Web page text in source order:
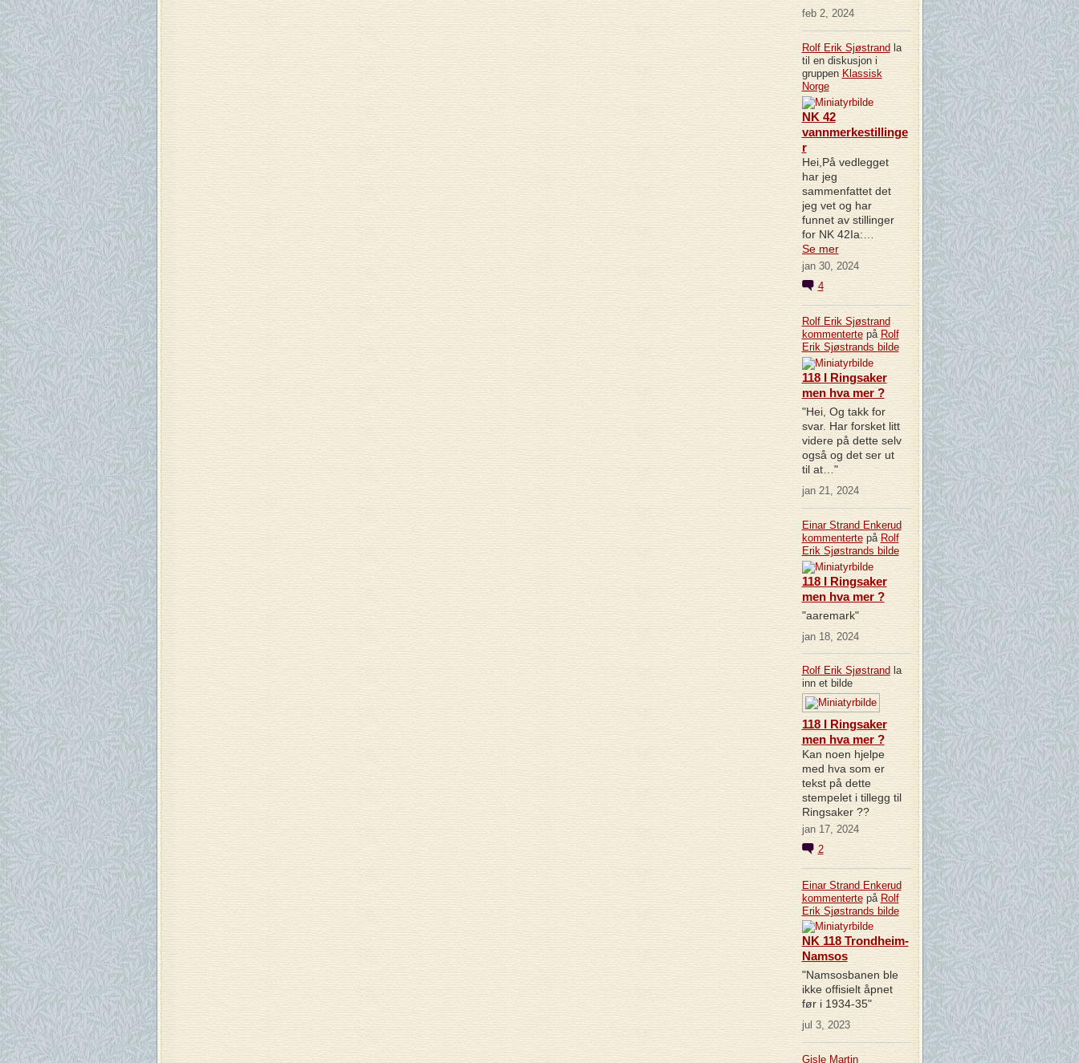
feb 2, 2024
Rolf Erik Sjøstrand la
til en diskusjon i
gruppen Klassisk
Norge
NK 42
vannmerkestillinge
r
Hei,På vedlegget
har jeg
sammenfattet det
jeg vet og har
funnet av stillinger
for NK 42Ia:…
Se mer
jan 30, 2024
4
Rolf Erik Sjøstrand
kommentertepå Rolf
Erik Sjøstrandsbilde
118 I Ringsaker
men hva mer ?
"Hei, Og takk for
svar. Har forsket litt
videre på dette selv
også og det ser ut
til at…"
jan 21, 2024
Einar Strand Enkerud
kommentertepå Rolf
Erik Sjøstrandsbilde
118 I Ringsaker
men hva mer ?
"aaremark"
jan 18, 2024
Rolf Erik Sjøstrand la
inn et bilde
118 I Ringsaker
men hva mer ?
Kan noen hjelpe
med hva som er
tekst på dette
stempelet i tillegg til
Ringsaker ??
jan 17, 2024
2
Einar Strand Enkerud
kommentertepå Rolf
Erik Sjøstrandsbilde
NK 118 Trondheim-
Namsos
"Namsosbanen ble
ikke offisielt åpnet
før i 1934-35"
jul 3, 2023
Gisle Martin